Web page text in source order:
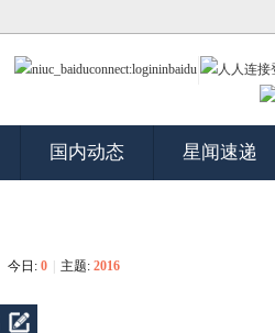
国内动态 星闻速递
今日: 0 主题: 2016